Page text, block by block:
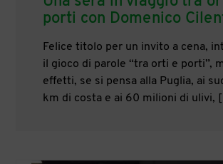
porti con Domenico
Felice titolo per un invito a cena,
il gioco di parole “tra orti e porti”,
effetti, se si pensa alla Puglia, ai
km di costa e ai 60 milioni di ulivi,